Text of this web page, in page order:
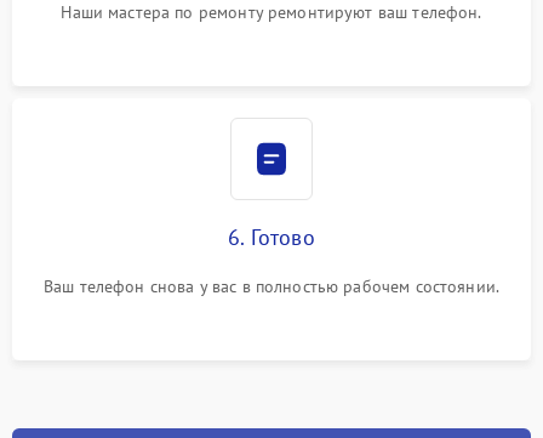
Наши мастера по ремонту ремонтируют ваш телефон.
6. Готово
Ваш телефон снова у вас в полностью рабочем состоянии.